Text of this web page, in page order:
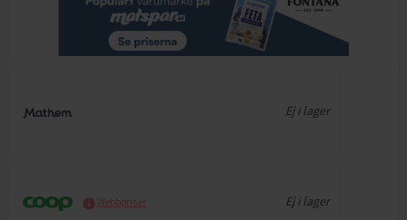
Ej i lager
Webbpriser Ej i lager